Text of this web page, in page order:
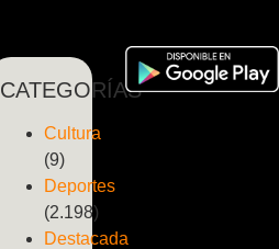
CATEGORÍAS
Cultura
(9)
Deportes
(2.198)
Destacada